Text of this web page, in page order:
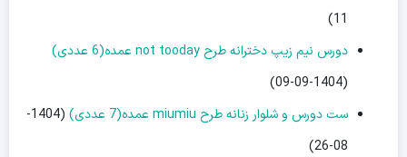
11)
دورس نیم زیپ دخترانه طرح not tooday عمده(6 عددی)
(1404-09-09)
ست دورس و شلوار زنانه طرح miumiu عمده(7 عددی)
(1404-
08-26)